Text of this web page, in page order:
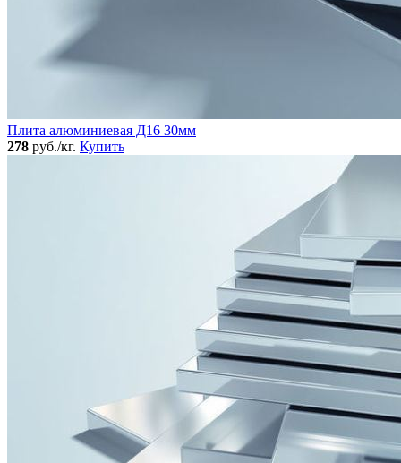
Плита алюминиевая Д16 30мм
278 руб./кг. Купить